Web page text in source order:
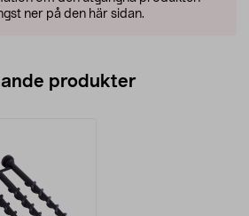
ner på den här sidan.
produkter